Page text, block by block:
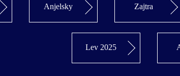
Anjelsky Zajtra
Lev 2025